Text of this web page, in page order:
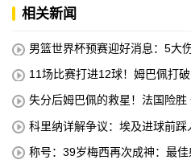
相关新闻
男篮世界杯预赛迎好消息：5大
11场比赛打进12球！姆巴佩打
失分后姆巴佩的救星！法国险
科里纳详解争议：埃及进球前踩
称号：39岁梅西再次成神：最